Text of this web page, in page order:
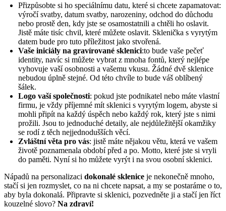
Přizpůsobte si ho speciálnímu datu, které si chcete zapamatovat:
výročí svatby, datum svatby, narozeniny, odchod do důchodu
nebo prostě den, kdy jste se osamostatnili a chtěli ho oslavit.
Jistě máte tisíc chvil, které můžete oslavit. Sklenička s vyrytým
datem bude pro tuto příležitost jako stvořená.
Vaše iniciály na gravírované sklenici:to bude vaše pečeť
identity, navíc si můžete vybrat z mnoha fontů, který nejlépe
vyhovuje vaší osobnosti a vašemu vkusu. Žádné dvě sklenice
nebudou úplně stejné. Od této chvíle to bude váš oblíbený
šálek.
Logo vaší společnosti: pokud jste podnikatel nebo máte vlastní
firmu, je vždy příjemné mít sklenici s vyrytým logem, abyste si
mohli připít na každý úspěch nebo každý rok, který jste s nimi
prožili. Jsou to jednoduché detaily, ale nejdůležitější okamžiky
se rodí z těch nejjednodušších věcí.
Zvláštní věta pro vás: jistě máte nějakou větu, která ve vašem
životě poznamenala období před a po. Motto, které jste si vryli
do paměti. Nyní si ho můžete vyrýt i na svou osobní sklenici.
Nápadů na personalizaci dokonalé sklenice je nekonečně mnoho,
stačí si jen rozmyslet, co na ni chcete napsat, a my se postaráme o to,
aby byla dokonalá. Připravte si sklenici, pozvedněte ji a stačí jen říct
kouzelné slovo? Na zdraví!